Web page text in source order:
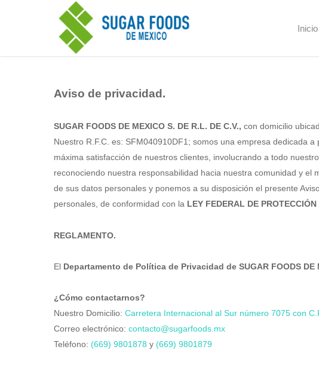
Inicio
Aviso de privacidad.
SUGAR FOODS DE MEXICO S. DE R.L. DE C.V., con domicilio
Nuestro R.F.C. es: SFM040910DF1; somos una empresa dedicada
máxima satisfacción de nuestros clientes, involucrando a todo
reconociendo nuestra responsabilidad hacia nuestra comunidad y
de sus datos personales y ponemos a su disposición el presente
personales, de conformidad con la LEY FEDERAL DE
REGLAMENTO.
El Departamento de Política de Privacidad de SUGAR FOODS DE
¿Cómo contactarnos?
Nuestro Domicilio: Carretera Internacional al Sur número 7075 con
Correo electrónico: contacto@sugarfoods.mx
Teléfono: (669) 9801878 y (669) 9801879